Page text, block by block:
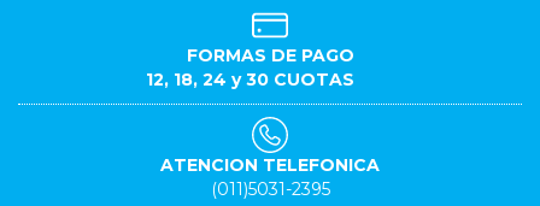
FORMAS DE PAGO
12, 18, 24 y 30 CUOTAS
ATENCION TELEFONICA
(011)5031-2395